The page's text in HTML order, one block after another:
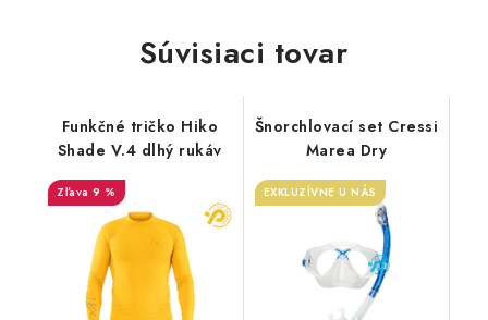
Súvisiaci tovar
Funkčné tričko Hiko
Shade V.4 dlhý rukáv
9 %
Šnorchlovací set Cressi
Marea Dry
EXKLUZÍVNE U NÁS